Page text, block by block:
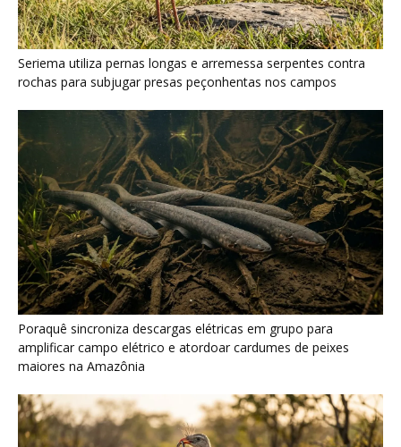
Poraquê sincroniza descargas elétricas em grupo para
amplificar campo elétrico e atordoar cardumes de peixes
maiores na Amazônia
Seriema combina corridas em alta velocidade e arremessos
contra rochas para imobilizar serpentes peçonhentas no
cerrado